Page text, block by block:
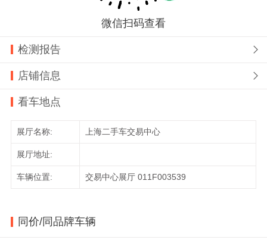
微信扫码查看
检测报告 
店铺信息 
看车地点
展厅名称: 上海二手车交易中心
展厅地址:
车辆位置: 交易中心展厅 011F003539
同价/同品牌车辆